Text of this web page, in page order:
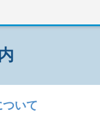
いて